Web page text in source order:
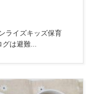
ライズキッズ保育
は避難...